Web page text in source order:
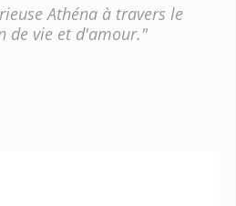
Athéna à travers le
de vie et d'amour."